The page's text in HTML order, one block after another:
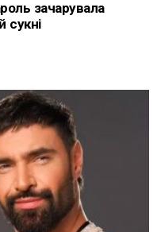
зачарувала
сукні